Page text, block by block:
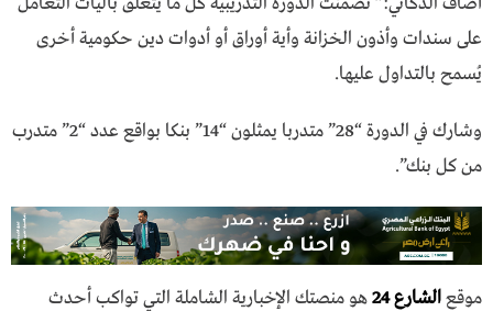
على سندات وأذون الخزانة وأية أوراق أو أدوات دين حكومية أخرى
يُسمح بالتداول عليها.
وشارك في الدورة “28” متدربا يمثلون “14” بنكا بواقع عدد “2” متدرب
من كل بنك”.
موقعالشارع 24
هو منصتك الإخبارية الشاملة التي تواكب أحدث